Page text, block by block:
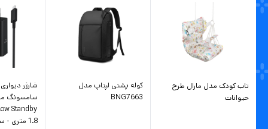
تاب کودک مدل مارال طرح
حیوانات
کوله پشتی لپتاپ مدل
BNG7663
1.8 متری - سه پین